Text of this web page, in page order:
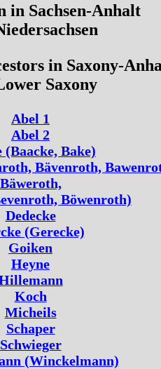
in Sachsen-Anhalt
in Saxony-
Saxony
Abel 1
Abel 2
(Baacke, Bake)
Bävenroth,
Bäweroth,
Böwenroth)
Dedecke
(Gerecke)
Goiken
Heyne
Koch
Micheils
Schaper
Schwieger
(Winckelmann)